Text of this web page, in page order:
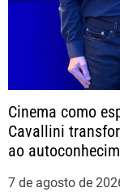
o
d
e
Cinema como
Cavallini
ao
7 de agosto de